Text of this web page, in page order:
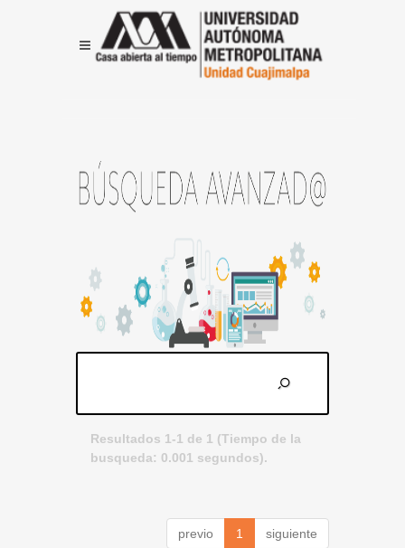
Resultados 1-1 de 1 (Tiempo de la
busqueda: 0.001 segundos).
previo 1 siguiente